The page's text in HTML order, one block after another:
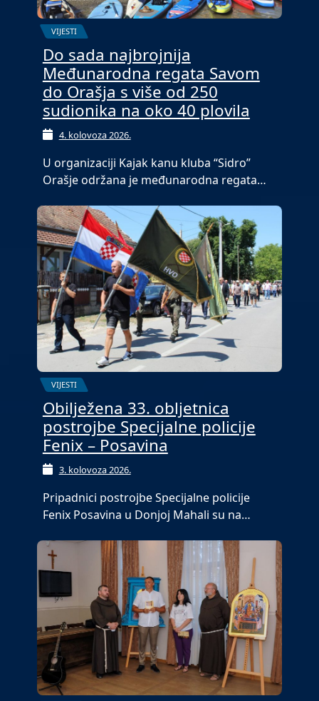
VIJESTI
Do sada najbrojnija
Međunarodna regata Savom
do Orašja s više od 250
sudionika na oko 40 plovila
4. kolovoza 2026.
U organizaciji Kajak kanu kluba “Sidro”
Orašje održana je međunarodna regata…
VIJESTI
Obilježena 33. obljetnica
postrojbe Specijalne policije
Fenix – Posavina
3. kolovoza 2026.
Pripadnici postrojbe Specijalne policije
Fenix Posavina u Donjoj Mahali su na…